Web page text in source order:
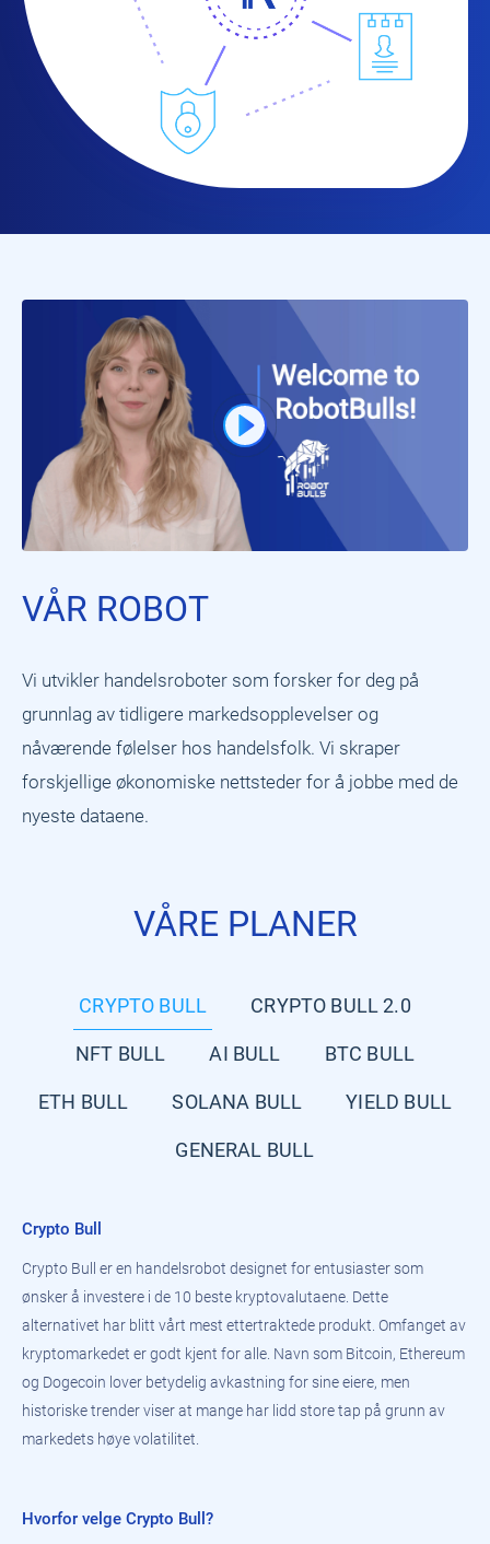
VÅR ROBOT
Vi utvikler handelsroboter som forsker for deg på
grunnlag av tidligere markedsopplevelser og
nåværende følelser hos handelsfolk. Vi skraper
forskjellige økonomiske nettsteder for å jobbe med de
nyeste dataene.
VÅRE PLANER
CRYPTO BULL CRYPTO BULL 2.0
NFT BULL AI BULL BTC BULL
ETH BULL SOLANA BULL YIELD BULL
GENERAL BULL
Crypto Bull
Crypto Bull er en handelsrobot designet for entusiaster som
ønsker å investere i de 10 beste kryptovalutaene. Dette
alternativet har blitt vårt mest ettertraktede produkt. Omfanget av
kryptomarkedet er godt kjent for alle. Navn som Bitcoin, Ethereum
og Dogecoin lover betydelig avkastning for sine eiere, men
historiske trender viser at mange har lidd store tap på grunn av
markedets høye volatilitet.
Hvorfor velge Crypto Bull?